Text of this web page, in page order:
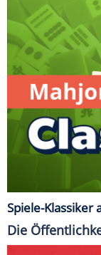
Spiele-Klassiker
Die